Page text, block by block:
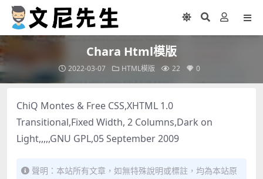
Chara Html模版
2022-03-07 HTML模版 22 0
ChiQ Montes & Free CSS,XHTML 1.0
Transitional,Fixed Width, 2 Columns,Dark on
Light,,,,,GNU GPL,05 September 2009
聲明：本站所有文章，如無特殊說明或標註，均為本站原